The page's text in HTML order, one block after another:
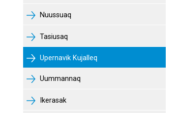
Nuussuaq
Tasiusaq
Upernavik Kujalleq
Uummannaq
Ikerasak